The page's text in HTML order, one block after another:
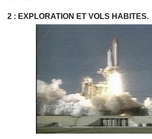
2 : EXPLORATION ET VOLS HABITES.